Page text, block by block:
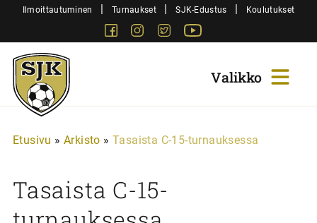
SiirryIlmoittautuminen | Turnaukset | SJK-Edustus | Koulutukset
FacebookInstagram
Twitter
Sjk-
Juniorit
Etusivu » Arkisto » Tasaista C-15-turnauksessa
Tasaista C-15-